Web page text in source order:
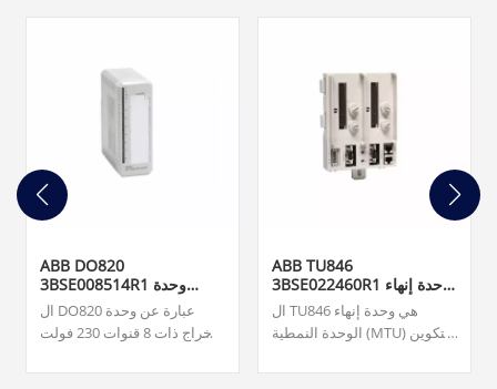
ABB DO820
3BSE008514R1 وحدة
الإخراج الرقميال DO820 عبارة عن وحدة
إخراج ذات 8 قنوات 230 فولت
S800 I/O. فريقنا متاح على مدار
ABB TU846
3BSE022460R1 وحدة إنهاء
الوحدةال TU846 هي وحدة إنهاء
الوحدة النمطية (MTU) للتكوين
CI840/CI840A والإدخال/